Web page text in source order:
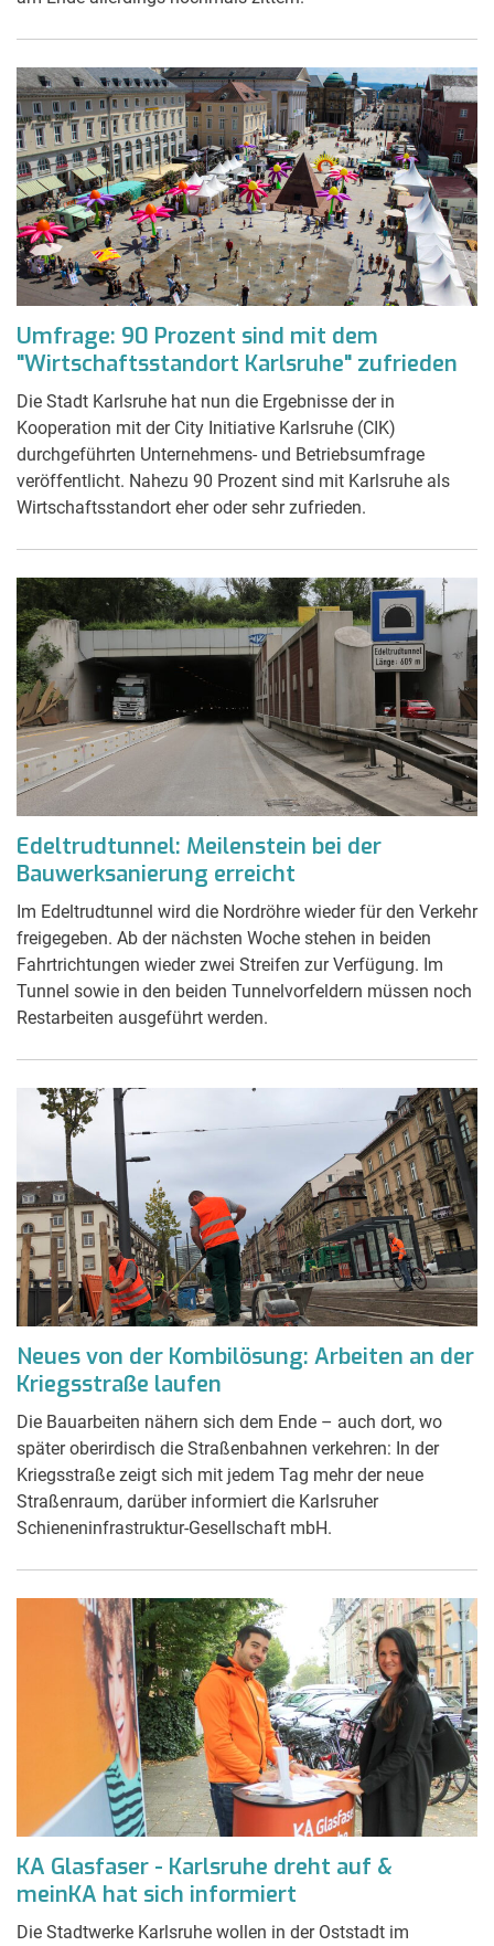
Umfrage: 90 Prozent sind mit dem
"Wirtschaftsstandort Karlsruhe" zufrieden
Die Stadt Karlsruhe hat nun die Ergebnisse der in
Kooperation mit der City Initiative Karlsruhe (CIK)
durchgeführten Unternehmens- und Betriebsumfrage
veröffentlicht. Nahezu 90 Prozent sind mit Karlsruhe als
Wirtschaftsstandort eher oder sehr zufrieden.
Edeltrudtunnel: Meilenstein bei der
Bauwerksanierung erreicht
Im Edeltrudtunnel wird die Nordröhre wieder für den Verkehr
freigegeben. Ab der nächsten Woche stehen in beiden
Fahrtrichtungen wieder zwei Streifen zur Verfügung. Im
Tunnel sowie in den beiden Tunnelvorfeldern müssen noch
Restarbeiten ausgeführt werden.
Neues von der Kombilösung: Arbeiten an der
Kriegsstraße laufen
Die Bauarbeiten nähern sich dem Ende – auch dort, wo
später oberirdisch die Straßenbahnen verkehren: In der
Kriegsstraße zeigt sich mit jedem Tag mehr der neue
Straßenraum, darüber informiert die Karlsruher
Schieneninfrastruktur-Gesellschaft mbH.
KA Glasfaser - Karlsruhe dreht auf &
meinKA hat sich informiert
Die Stadtwerke Karlsruhe wollen in der Oststadt im